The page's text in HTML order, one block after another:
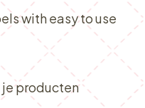
with easy to use
producten